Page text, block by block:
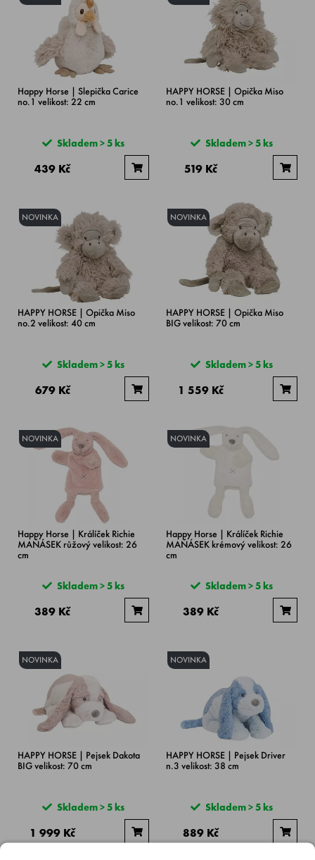
Happy Horse | Slepička Carice
no.1 velikost: 22 cm
Skladem > 5 ks
439 Kč
HAPPY HORSE | Opička Miso
no.1 velikost: 30 cm
Skladem > 5 ks
519 Kč
NOVINKA
HAPPY HORSE | Opička Miso
no.2 velikost: 40 cm
Skladem > 5 ks
679 Kč
NOVINKA
HAPPY HORSE | Opička Miso
BIG velikost: 70 cm
Skladem > 5 ks
1 559 Kč
NOVINKA
Happy Horse | Králíček Richie
MAŇÁSEK růžový velikost: 26
cm
Skladem > 5 ks
389 Kč
NOVINKA
Happy Horse | Králíček Richie
MAŇÁSEK krémový velikost: 26
cm
Skladem > 5 ks
389 Kč
NOVINKA
HAPPY HORSE | Pejsek Dakota
BIG velikost: 70 cm
Skladem > 5 ks
1 999 Kč
NOVINKA
HAPPY HORSE | Pejsek Driver
n.3 velikost: 38 cm
Skladem > 5 ks
889 Kč